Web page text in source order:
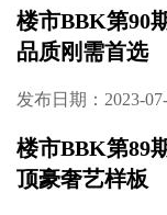
楼市BBK第90
品质刚需首选
发布日期：2023-
楼市BBK第89
顶豪奢艺样板